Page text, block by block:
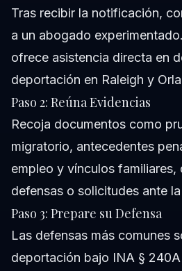
Tras recibir la notificación,
a un abogado
ofrece asistencia directa en
deportación en Raleigh y
Paso 2: Reúna Evidencias
Recoja documentos como
migratorio, antecedentes
empleo y vínculos familiares,
defensas o solicitudes ante
Paso 3: Prepare su Defensa
Las defensas más comunes
deportación bajo INA §